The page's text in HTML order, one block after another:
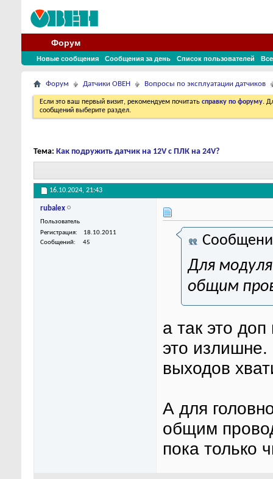
Форум
Новые сообщения Сообщения за день Список пользователей
Форум Датчики ОВЕН Вопросы по эксплуатации датчиков
Если это ваш первый визит, рекомендуем почитать справку по форуму.
сообщений выберите раздел.
Тема: Как подружить датчик на 12V с ПЛК на 24V?
16.10.2024, 21:43
rubalex
Пользователь
Регистрация
18.10.2011
Сообщений
45
Для
общим
а так это
это излишне.
выходов
А для
общим
пока только